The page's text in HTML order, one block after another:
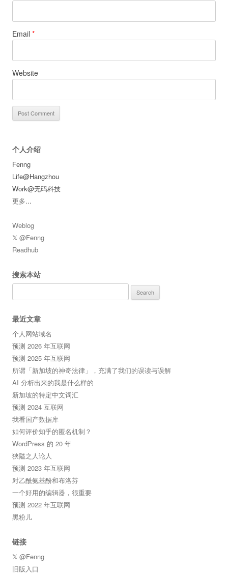
Email *
Website
个人介绍
Fenng
Life@Hangzhou
Work@无码科技
更多...
Weblog
𝕏 @Fenng
Readhub
搜索本站
for:
最近文章
个人网站域名
预测 2026 年互联网
预测 2025 年互联网
所谓「新加坡的神奇法律」，充满了我们的误读与误解
AI 分析出来的我是什么样的
新加坡的特定中文词汇
预测 2024 互联网
我看国产数据库
如何评价知乎的匿名机制？
WordPress 的 20 年
狹隘之人论人
预测 2023 年互联网
对乙酰氨基酚和布洛芬
一个好用的编辑器，很重要
预测 2022 年互联网
黑粉儿
链接
𝕏 @Fenng
旧版入口